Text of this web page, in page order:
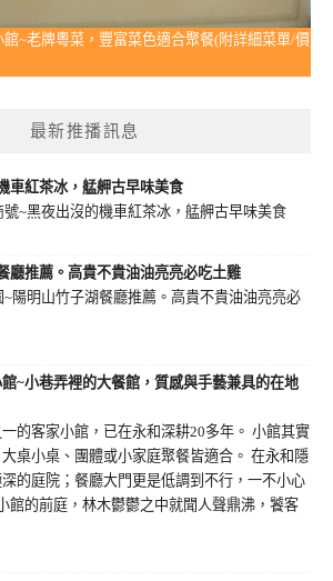
~老牌粵菜，豐富菜色適合聚餐(附詳細菜單/價
最新推播訊息
車紅茶冰，艋舺古早味美食
~黑夜出沒的機車紅茶冰，艋舺古早味美食
廳推薦。高貴不貴油油亮亮必吃土雞
陽明山竹子湖餐廳推薦。高貴不貴油油亮亮必
~小巷弄裡的大餐館，質感與手藝兼具的在地
的客家小館，已在永和深耕20多年。 小館其實
桌小桌、團體或小家庭聚餐皆適合。 在永和隱
的庭院；餐廳大門更是低調到不行，一不小心
館的前庭，林木鬱鬱之中就聞人聲鼎沸，饕客